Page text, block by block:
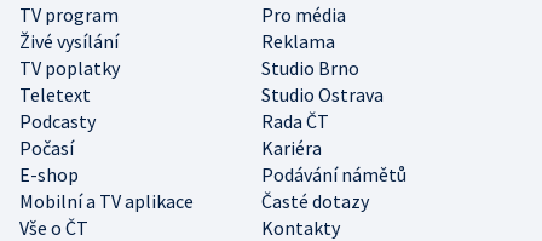
TV program
Pro média
Živé vysílání
Reklama
TV poplatky
Studio Brno
Teletext
Studio Ostrava
Podcasty
Rada ČT
Počasí
Kariéra
E-shop
Podávání námětů
Mobilní a TV aplikace
Časté dotazy
Vše o ČT
Kontakty